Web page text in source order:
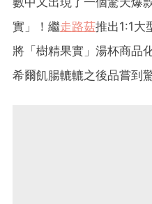
實」！繼走路菇推出1:1大
將「樹精果實」湯杯商品
希爾飢腸轆轆之後品嘗到